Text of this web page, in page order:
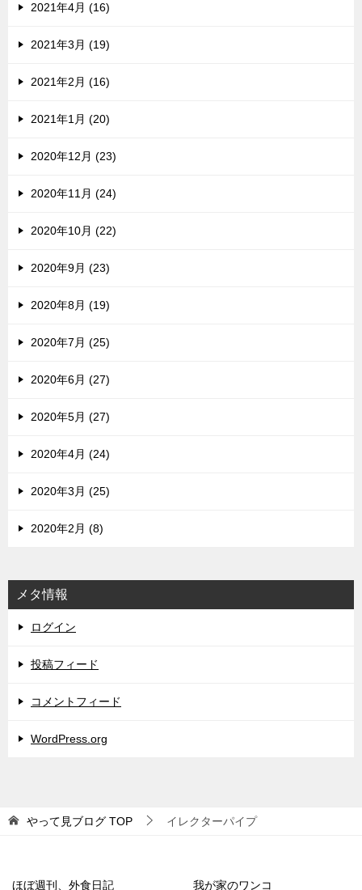
2021年4月 (16)
2021年3月 (19)
2021年2月 (16)
2021年1月 (20)
2020年12月 (23)
2020年11月 (24)
2020年10月 (22)
2020年9月 (23)
2020年8月 (19)
2020年7月 (25)
2020年6月 (27)
2020年5月 (27)
2020年4月 (24)
2020年3月 (25)
2020年2月 (8)
メタ情報
ログイン
投稿フィード
コメントフィード
WordPress.org
やって見ブログ TOP イレクターパイプ
ほぼ週刊、外食日記 我が家のワンコ